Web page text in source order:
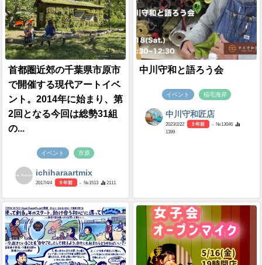
首都圏近郊の千葉県市原市
で開催する現代アートイベ
ント。2014年に始まり、第
2回となる今回は総勢31組
の...
イベント 市原
ichiharaartmix
2017/4/4 9 年前 - №1513 2111
中川守和と語ろう会
イベント 稲毛海岸
中川守和匠店
2023/2/22 3 年前
- №13046
1399